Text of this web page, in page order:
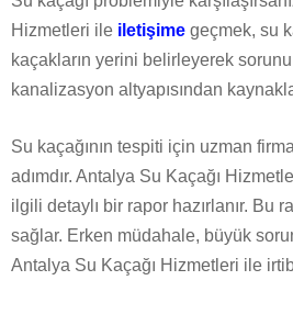
Hizmetleri ile iletişime geçmek, su
kaçakların yerini belirleyerek
kanalizasyon altyapısından
Su kaçağının tespiti için uzman
adımdır. Antalya Su Kaçağı
ilgili detaylı bir rapor hazırlanır. Bu
sağlar. Erken müdahale, büyük
Antalya Su Kaçağı Hizmetleri ile